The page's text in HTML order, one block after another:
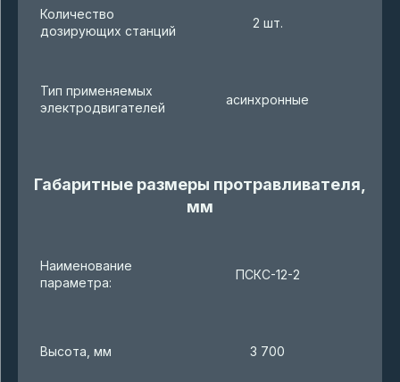
Количество
дозирующих станций
Тип применяемых
электродвигателей
2 шт.
асинхронные
Габаритные размеры протравливателя,
мм
Наименование
параметра:
Высота, мм
ПСКС-12-2
3 700